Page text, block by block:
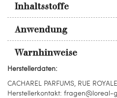
Inhaltsstoffe
Anwendung
Warnhinweise
Herstellerdaten:
CACHAREL PARFUMS, RUE
Herstellerkontakt: fragen@loreal-